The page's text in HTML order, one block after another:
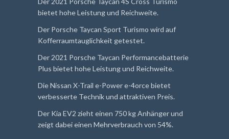
bietet hohe Leistung und Reichweite.
Der Porsche Taycan Sport Turismo wird auf
Kofferraumtauglichkeit getestet.
Der 2021 Porsche Taycan Performancebatterie
Plus bietet hohe Leistung und Reichweite.
Die Nissan X-Trail e-Power e-4orce bietet
verbesserte Technik und attraktiven Preis.
Der Kia EV2 zieht einen 750 kg Anhänger und
zeigt dabei einen Mehrverbrauch von 54%.